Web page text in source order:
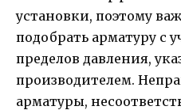
установки, поэтому
подобрать арматуру с
пределов давления,
производителем.
арматуры,